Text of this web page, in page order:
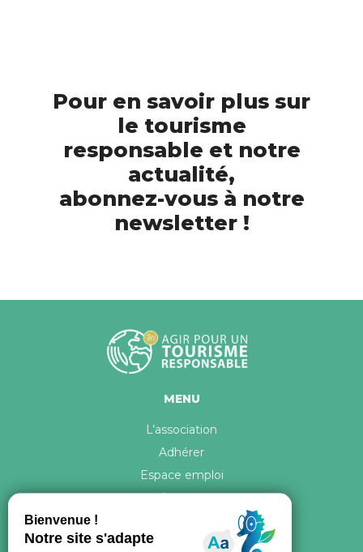
Pour en savoir plus sur
le tourisme
responsable et notre
actualité,
abonnez-vous à notre
newsletter !
MENU
L’association
Adhérer
Espace emploi
Contact